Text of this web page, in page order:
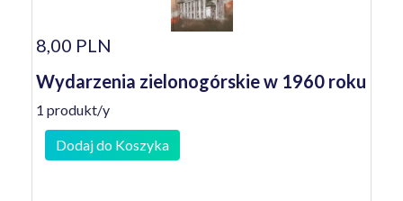
8,00 PLN
Wydarzenia zielonogórskie w 1960 roku
1 produkt/y
Dodaj do Koszyka